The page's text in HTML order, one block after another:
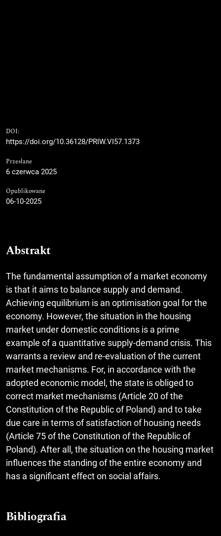
DOI:
https://doi.org/10.36128/PRIW.VI57.1373
Przesłane
6 czerwca 2025
Opublikowane
06-10-2025
Abstrakt
The fundamental assumption of a market economy
is that it aims to balance supply and demand.
Achieving equilibrium is an optimisation goal for the
economy. However, the situation in the housing
market under domestic conditions is a prime
example of a quantitative supply-demand crisis. This
warrants a review and re-evaluation of the current
market mechanisms. For, in accordance with the
adopted economic model, the state is obliged to
correct market mechanisms (Article 20 of the
Constitution of the Republic of Poland) and to take
due care in terms of satisfaction of housing needs
(Article 75 of the Constitution of the Republic of
Poland). After all, the situation on the housing market
influences the standing of the entire economy and
has a significant effect on social affairs.
Bibliografia